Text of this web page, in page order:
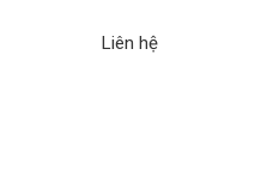
Liên hệ